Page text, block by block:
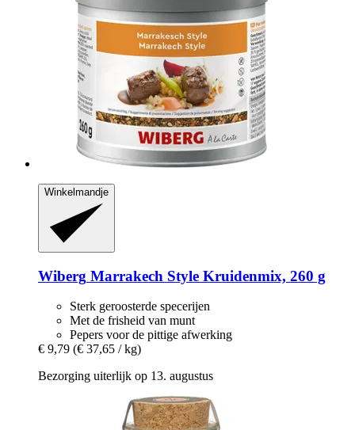
Winkelmandje
Wiberg Marrakech Style Kruidenmix, 260 g
Sterk geroosterde specerijen
Met de frisheid van munt
Pepers voor de pittige afwerking
€ 9,79 (€ 37,65 / kg)
Bezorging uiterlijk op 13. augustus